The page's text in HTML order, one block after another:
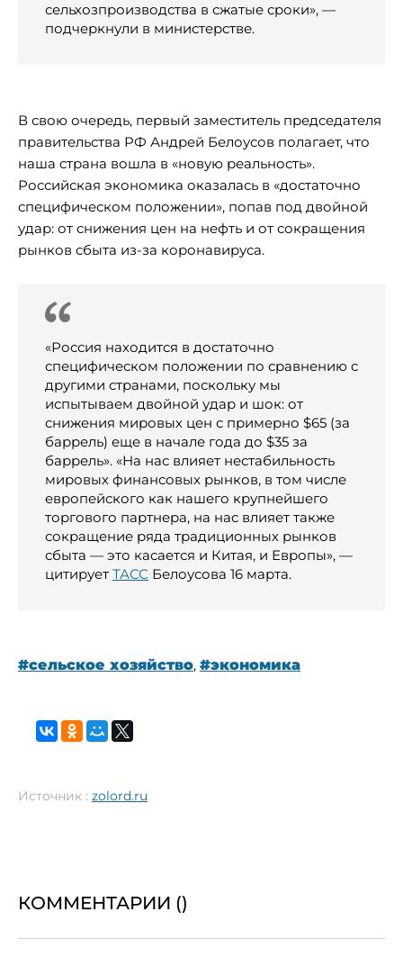
сельхозпроизводства в сжатые сроки», —
подчеркнули в министерстве.
В свою очередь, первый заместитель председателя
правительства РФ Андрей Белоусов полагает, что
наша страна вошла в «новую реальность».
Российская экономика оказалась в «достаточно
специфическом положении», попав под двойной
удар: от снижения цен на нефть и от сокращения
рынков сбыта из-за коронавируса.
«Россия находится в достаточно
специфическом положении по сравнению с
другими странами, поскольку мы
испытываем двойной удар и шок: от
снижения мировых цен с примерно $65 (за
баррель) еще в начале года до $35 за
баррель». «На нас влияет нестабильность
мировых финансовых рынков, в том числе
европейского как нашего крупнейшего
торгового партнера, на нас влияет также
сокращение ряда традиционных рынков
сбыта — это касается и Китая, и Европы», —
цитирует ТАСС Белоусова 16 марта.
#сельское хозяйство, #экономика
Источник : zolord.ru
КОММЕНТАРИИ ()